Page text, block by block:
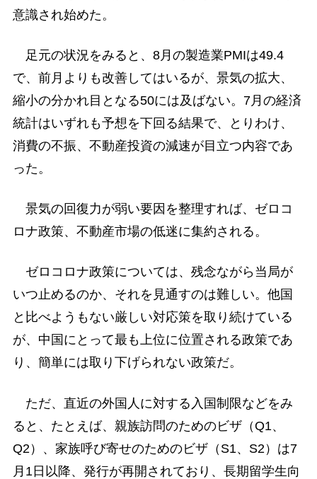
意識され始めた。
足元の状況をみると、8月の製造業PMIは49.4
で、前月よりも改善してはいるが、景気の拡大、
縮小の分かれ目となる50には及ばない。7月の経済
統計はいずれも予想を下回る結果で、とりわけ、
消費の不振、不動産投資の減速が目立つ内容であ
った。
景気の回復力が弱い要因を整理すれば、ゼロコ
ロナ政策、不動産市場の低迷に集約される。
ゼロコロナ政策については、残念ながら当局が
いつ止めるのか、それを見通すのは難しい。他国
と比べようもない厳しい対応策を取り続けている
が、中国にとって最も上位に位置される政策であ
り、簡単には取り下げられない政策だ。
ただ、直近の外国人に対する入国制限などをみ
ると、たとえば、親族訪問のためのビザ（Q1、
Q2）、家族呼び寄せのためのビザ（S1、S2）は7
月1日以降、発行が再開されており、長期留学生向